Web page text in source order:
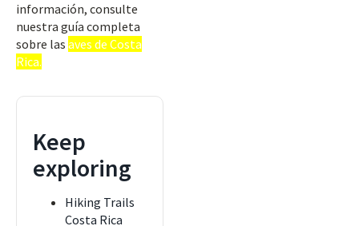
información, consulte
nuestra guía completa
sobre las aves de Costa
Rica.
Keep
exploring
Hiking Trails
Costa Rica